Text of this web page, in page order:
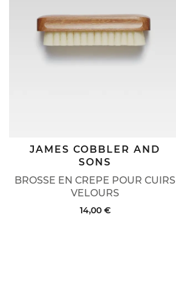
BROSSE EN CREPE POUR CUIRS
VELOURS
JAMES COBBLER AND
SONS
14,00 €